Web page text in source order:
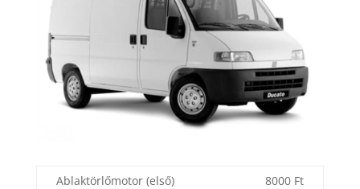
Ablaktörlőmotor (első)
8000 Ft